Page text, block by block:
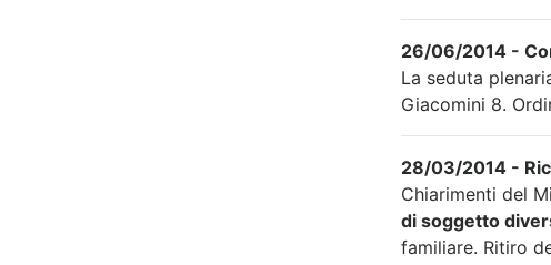
26/06/2014 -
La seduta
Giacomini 8.
28/03/2014 -
Chiarimenti del
di soggetto
familiare. Ritiro